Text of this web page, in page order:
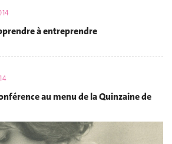
à entreprendre
au menu de la Quinzaine de